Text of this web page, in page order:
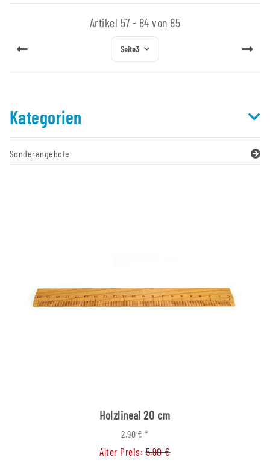
Artikel 57 - 84 von 85
Seite3
Kategorien
Sonderangebote
Holzlineal 20 cm
2,90 €*
Alter Preis:5,90 €